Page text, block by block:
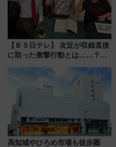
【ＢＳ日テレ】 友近が収録直後
に取った衝撃行動とは……？
で極上の夏祭り鉄道旅を放送
高知城やひろめ市場も徒歩圏